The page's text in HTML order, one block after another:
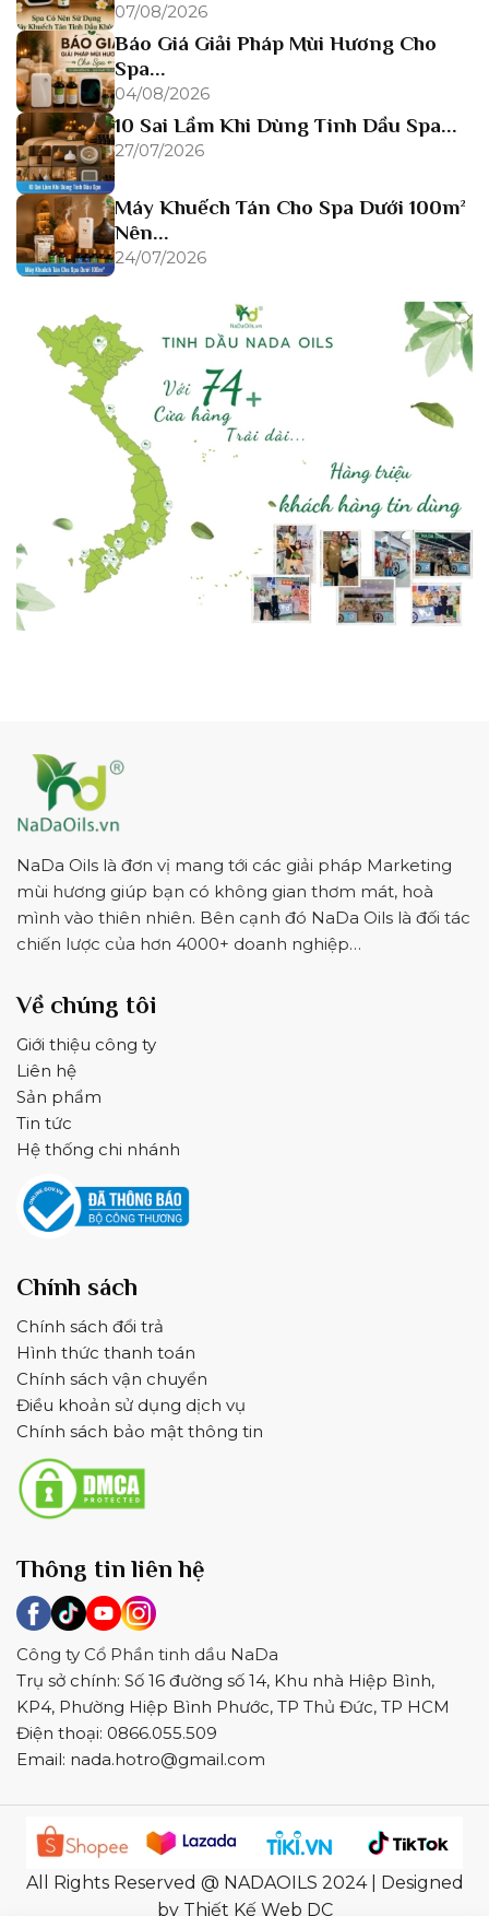
07/08/2026
Báo Giá Giải Pháp Mùi Hương Cho
Spa...
04/08/2026
10 Sai Lầm Khi Dùng Tinh Dầu Spa...
27/07/2026
Máy Khuếch Tán Cho Spa Dưới 100m²
Nên...
24/07/2026
NaDa Oils là đơn vị mang tới các giải pháp Marketing
mùi hương giúp bạn có không gian thơm mát, hoà
mình vào thiên nhiên. Bên cạnh đó NaDa Oils là đối tác
chiến lược của hơn 4000+ doanh nghiệp…
Về chúng tôi
Giới thiệu công ty
Liên hệ
Sản phẩm
Tin tức
Hệ thống chi nhánh
Chính sách
Chính sách đổi trả
Hình thức thanh toán
Chính sách vận chuyển
Điều khoản sử dụng dịch vụ
Chính sách bảo mật thông tin
Thông tin liên hệ
Công ty Cổ Phần tinh dầu NaDa
Trụ sở chính: Số 16 đường số 14, Khu nhà Hiệp Bình,
KP4, Phường Hiệp Bình Phước, TP Thủ Đức, TP HCM
Điện thoại: 0866.055.509
Email: nada.hotro@gmail.com
All Rights Reserved @ NADAOILS 2024 | Designed
by Thiết Kế Web DC